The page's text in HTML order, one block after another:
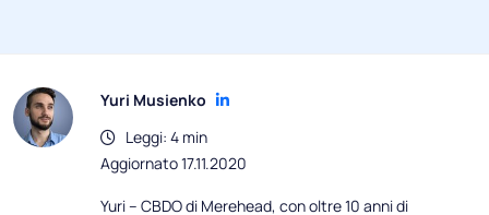
Yuri Musienko
Leggi: 4 min
Aggiornato 17.11.2020
Yuri – CBDO di Merehead, con oltre 10 anni di